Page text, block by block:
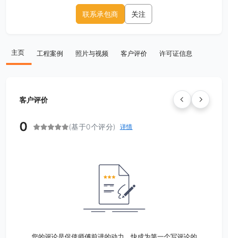
联系承包商 关注
主页 工程案例 照片与视频 客户评价 许可证信息
客户评价
0 (基于0个评分) 详情